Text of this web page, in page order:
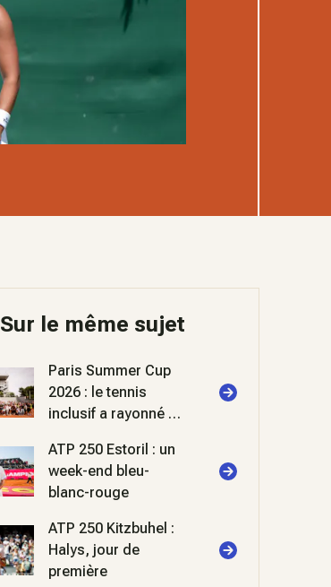
Sur le même sujet
Paris Summer Cup
2026 : le tennis
inclusif a rayonné à
ATP 250 Estoril : un
week-end bleu-
blanc-rouge
ATP 250 Kitzbuhel :
Halys, jour de
première